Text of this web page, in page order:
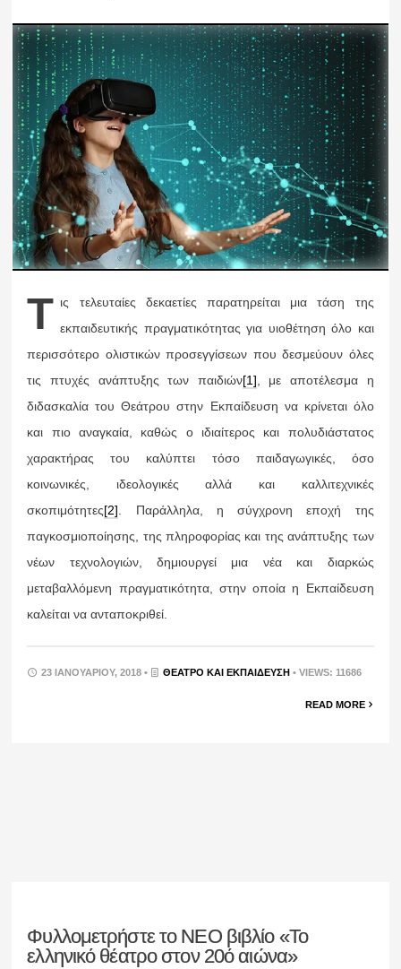
Τ ις τελευταίες δεκαετίες παρατηρείται μια τάση της
εκπαιδευτικής πραγματικότητας για υιοθέτηση όλο και
περισσότερο ολιστικών προσεγγίσεων που δεσμεύουν όλες
τις πτυχές ανάπτυξης των παιδιών[1] , με αποτέλεσμα η
διδασκαλία του Θεάτρου στην Εκπαίδευση να κρίνεται όλο
και πιο αναγκαία, καθώς ο ιδιαίτερος και πολυδιάστατος
χαρακτήρας του καλύπτει τόσο παιδαγωγικές, όσο
κοινωνικές, ιδεολογικές αλλά και καλλιτεχνικές
σκοπιμότητες[2] . Παράλληλα, η σύγχρονη εποχή της
παγκοσμιοποίησης, της πληροφορίας και της ανάπτυξης των
νέων τεχνολογιών, δημιουργεί μια νέα και διαρκώς
μεταβαλλόμενη πραγματικότητα, στην οποία η Εκπαίδευση
καλείται να ανταποκριθεί.
23 ΙΑΝΟΥΑΡΊΟΥ, 2018 • ΘΈΑΤΡΟ ΚΑΙ ΕΚΠΑΊΔΕΥΣΗ • VIEWS: 11686
READ MORE
Φυλλομετρήστε το ΝΕΟ βιβλίο «Το
ελληνικό θέατρο στον 20ό αιώνα»